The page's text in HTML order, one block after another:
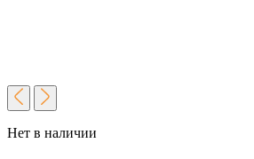
Нет в наличии